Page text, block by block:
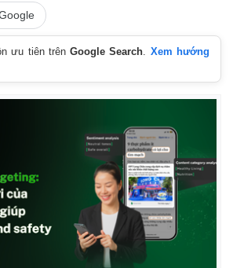
E-Magazine
ưu tiên trênGoogle Search. Xem hướng